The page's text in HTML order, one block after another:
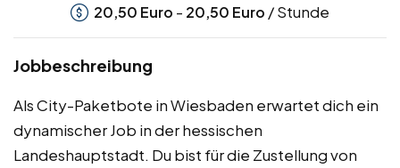
20,50 Euro - 20,50 Euro / Stunde
Jobbeschreibung
Als City-Paketbote in Wiesbaden erwartet dich ein
dynamischer Job in der hessischen
Landeshauptstadt. Du bist für die Zustellung von